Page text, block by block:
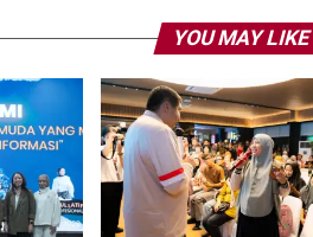
YOU MAY LIKE